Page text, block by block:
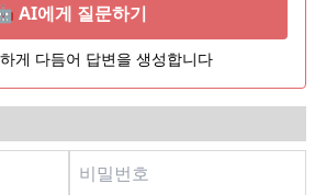
AI에게 질문하기
게 다듬어 답변을 생성합니다